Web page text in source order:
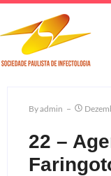
ByAdmin
22 –